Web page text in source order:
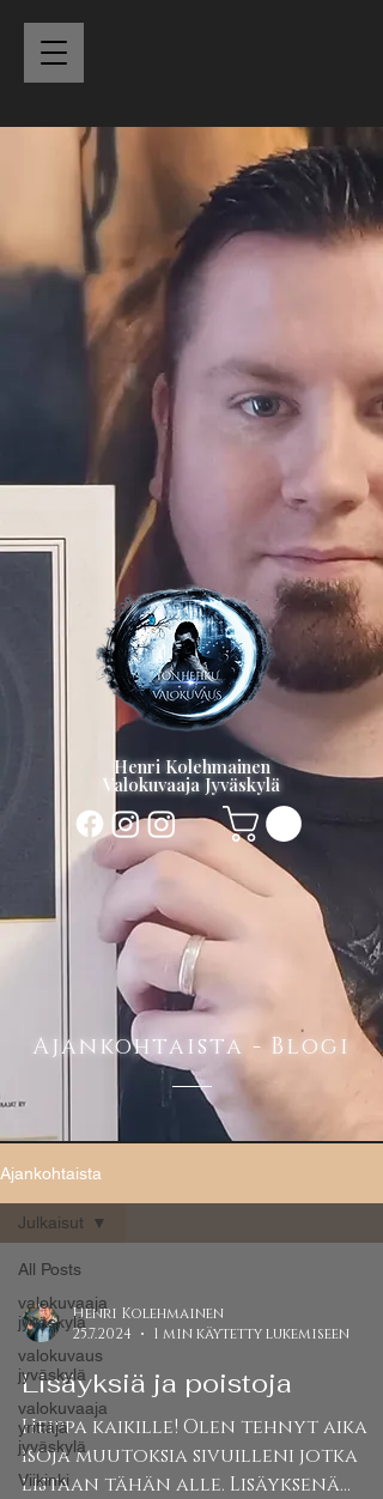
Henri Kolehmainen
Valokuvaaja Jyväskylä
Ajankohtaista - Blogi
Ajankohtaista
All Posts
valokuvaaja
jyväskylä
valokuvaus
jyväskylä
valokuvaaja
yrittäjä
jyväskylä
Viikinki
Julkaisut
Henri Kolehmainen
25.7.2024
1 min käytetty lukemiseen
Lisäyksiä ja poistoja
Heippa kaikille! Olen tehnyt aika
isoja muutoksia sivuilleni jotka
listaan tähän alle. Lisäyksenä